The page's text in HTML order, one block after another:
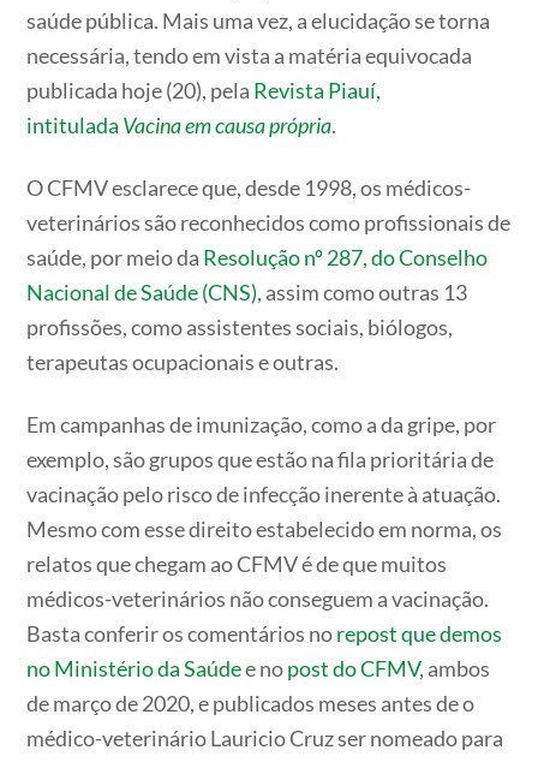
saúde pública. Mais uma vez, a elucidação se torna
necessária, tendo em vista a matéria equivocada
publicada hoje (20), pela Revista Piauí,
intitulada Vacina em causa própria.
O CFMV esclarece que, desde 1998, os médicos-
veterinários são reconhecidos como profissionais de
saúde, por meio da Resolução nº 287, do Conselho
Nacional de Saúde (CNS), assim como outras 13
profissões, como assistentes sociais, biólogos,
terapeutas ocupacionais e outras.
Em campanhas de imunização, como a da gripe, por
exemplo, são grupos que estão na fila prioritária de
vacinação pelo risco de infecção inerente à atuação.
Mesmo com esse direito estabelecido em norma, os
relatos que chegam ao CFMV é de que muitos
médicos-veterinários não conseguem a vacinação.
Basta conferir os comentários norepost que demos
no Ministério da Saúdee nopost do CFMV, ambos
de março de 2020, e publicados meses antes de o
médico-veterinário Lauricio Cruz ser nomeado para